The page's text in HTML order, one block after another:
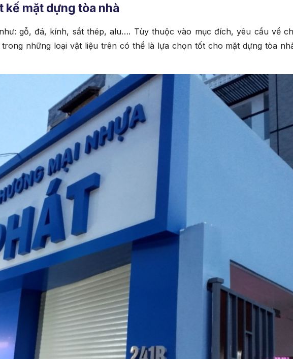
kế mặt dựng tòa nhà
gỗ, đá, kính, sắt thép, alu…. Tùy thuộc vào mục đích, yêu cầu về
những loại vật liệu trên có thể là lựa chọn tốt cho mặt dựng tòa